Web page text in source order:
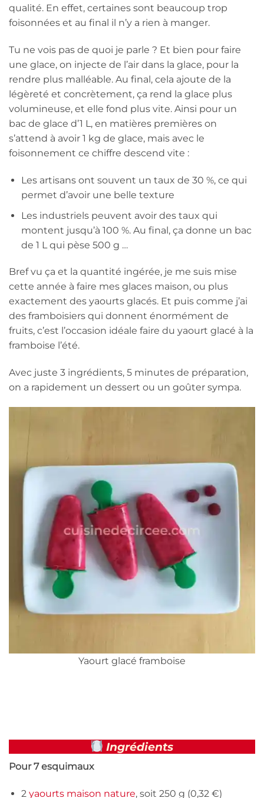
qualité. En effet, certaines sont beaucoup trop
foisonnées et au final il n’y a rien à manger.
Tu ne vois pas de quoi je parle ? Et bien pour faire
une glace, on injecte de l’air dans la glace, pour la
rendre plus malléable. Au final, cela ajoute de la
légèreté et concrètement, ça rend la glace plus
volumineuse, et elle fond plus vite. Ainsi pour un
bac de glace d’1 L, en matières premières on
s’attend à avoir 1 kg de glace, mais avec le
foisonnement ce chiffre descend vite :
Les artisans ont souvent un taux de 30 %, ce qui
permet d’avoir une belle texture
Les industriels peuvent avoir des taux qui
montent jusqu’à 100 %. Au final, ça donne un bac
de 1 L qui pèse 500 g …
Bref vu ça et la quantité ingérée, je me suis mise
cette année à faire mes glaces maison, ou plus
exactement des yaourts glacés. Et puis comme j’ai
des framboisiers qui donnent énormément de
fruits, c’est l’occasion idéale faire du yaourt glacé à la
framboise l’été.
Avec juste 3 ingrédients, 5 minutes de préparation,
on a rapidement un dessert ou un goûter sympa.
Yaourt glacé framboise
Ingrédients
Pour 7 esquimaux
2 yaourts maison nature, soit 250 g (0,32 €)